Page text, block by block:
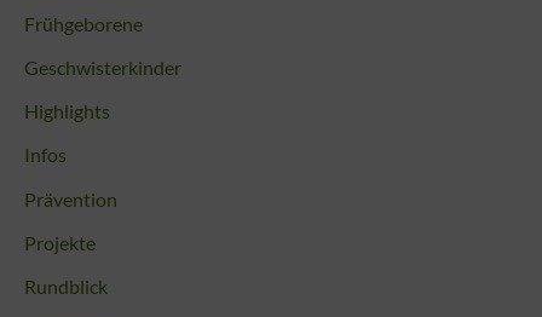
Frühgeborene
Geschwisterkinder
Highlights
Infos
Prävention
Projekte
Rundblick